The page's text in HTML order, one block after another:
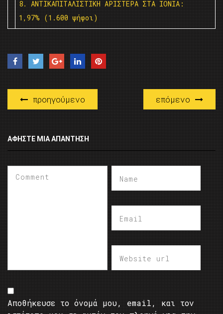
8. ΑΝΤΙΚΑΠΙΤΑΛΙΣΤΙΚΗ ΑΡΙΣΤΕΡΑ ΣΤΑ ΙΟΝΙΑ:
1,97% (1.600 ψήφοι)
προηγούμενο επόμενο
ΑΦΉΣΤΕ ΜΙΑ ΑΠΆΝΤΗΣΗ
Αποθήκευσε το όνομά μου, email, και τον